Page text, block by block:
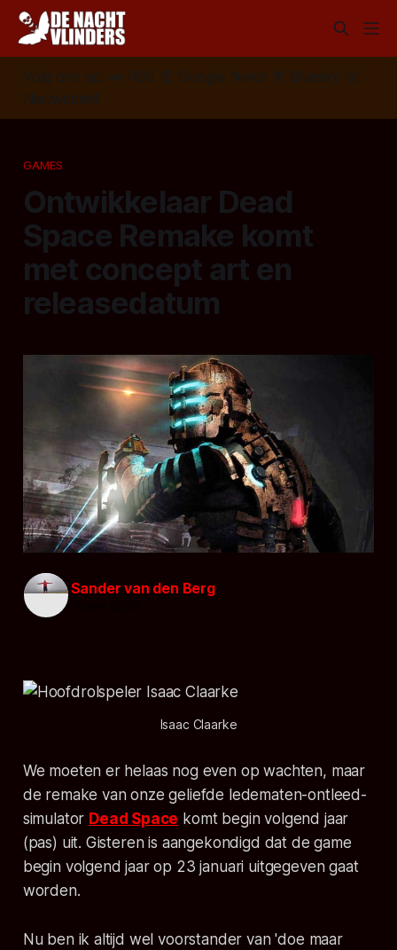
Volg ons op: 📣 RSS 📰 Google News 🦋 Bluesky
✉️
Nieuwsbrief
GAMES
Ontwikkelaar Dead
Space Remake komt
met concept art en
releasedatum
Sander van den Berg
Isaac Claarke
We moeten er helaas nog even op wachten, maar
de remake van onze geliefde ledematen-ontleed-
simulator Dead Space komt begin volgend jaar
(pas) uit. Gisteren is aangekondigd dat de game
begin volgend jaar op 23 januari uitgegeven gaat
worden.
Nu ben ik altijd wel voorstander van 'doe maar